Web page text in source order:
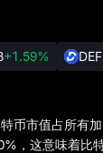
+1.59%
币市值占所有
，这意味着比